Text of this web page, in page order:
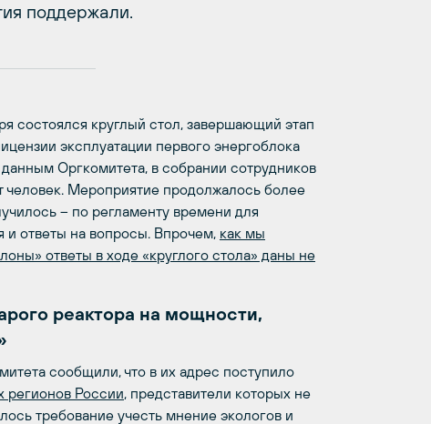
поддержали.
состоялся круглый стол, завершающий этап
эксплуатации первого энергоблока
Оргкомитета, в собрании сотрудников
Мероприятие продолжалось более
– по регламенту времени для
ответы на вопросы. Впрочем, как мы
ответы в ходе «круглого стола» даны не
реактора на мощности,
сообщили, что в их адрес поступило
регионов России, представители которых не
требование учесть мнение экологов и